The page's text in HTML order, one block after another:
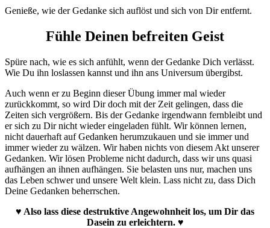
Genieße, wie der Gedanke sich auflöst und sich von Dir entfernt.
Fühle Deinen befreiten Geist
Spüre nach, wie es sich anfühlt, wenn der Gedanke Dich verlässt.
Wie Du ihn loslassen kannst und ihn ans Universum übergibst.
Auch wenn er zu Beginn dieser Übung immer mal wieder
zurückkommt, so wird Dir doch mit der Zeit gelingen, dass die
Zeiten sich vergrößern. Bis der Gedanke irgendwann fernbleibt und
er sich zu Dir nicht wieder eingeladen fühlt. Wir können lernen,
nicht dauerhaft auf Gedanken herumzukauen und sie immer und
immer wieder zu wälzen. Wir haben nichts von diesem Akt unserer
Gedanken. Wir lösen Probleme nicht dadurch, dass wir uns quasi
aufhängen an ihnen aufhängen. Sie belasten uns nur, machen uns
das Leben schwer und unsere Welt klein. Lass nicht zu, dass Dich
Deine Gedanken beherrschen.
♥ Also lass diese destruktive Angewohnheit los, um Dir das
Dasein zu erleichtern. ♥